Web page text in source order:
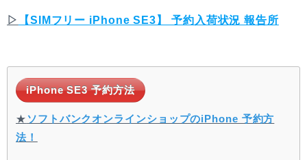
▷ 【SIMフリー iPhone SE3】 予約入荷状況 報告所
iPhone SE3 予約方法
★ ソフトバンクオンラインショップのiPhone 予約方
法！